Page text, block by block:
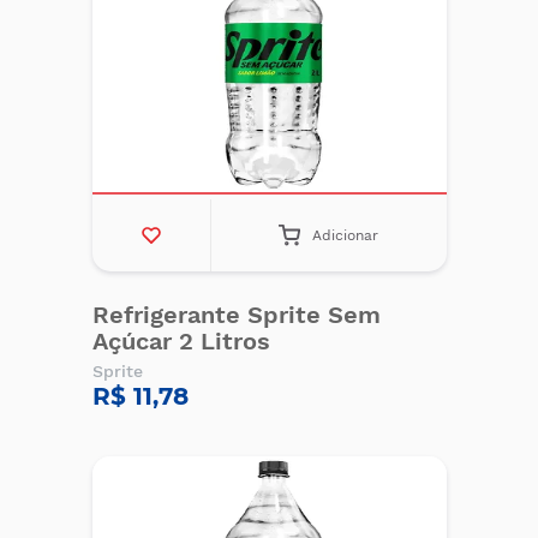
Adicionar
Refrigerante Sprite Sem
Açúcar 2 Litros
Sprite
R$ 11,78